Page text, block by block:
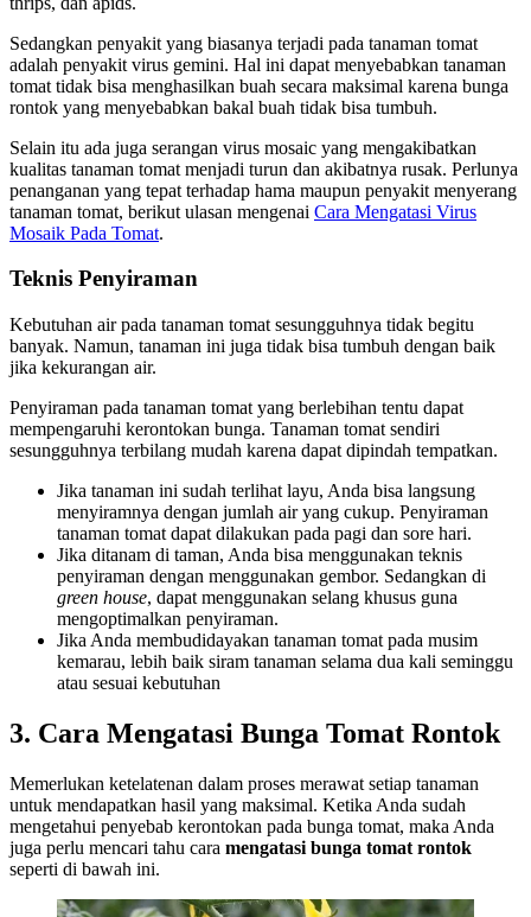
Sedangkan penyakit yang biasanya terjadi pada tanaman tomat
adalah penyakit virus gemini. Hal ini dapat menyebabkan tanaman
tomat tidak bisa menghasilkan buah secara maksimal karena bunga
rontok yang menyebabkan bakal buah tidak bisa tumbuh.
Selain itu ada juga serangan virus mosaic yang mengakibatkan
kualitas tanaman tomat menjadi turun dan akibatnya rusak. Perlunya
penanganan yang tepat terhadap hama maupun penyakit menyerang
tanaman tomat, berikut ulasan mengenai Cara Mengatasi Virus
Mosaik Pada Tomat.
Teknis Penyiraman
Kebutuhan air pada tanaman tomat sesungguhnya tidak begitu
banyak. Namun, tanaman ini juga tidak bisa tumbuh dengan baik
jika kekurangan air.
Penyiraman pada tanaman tomat yang berlebihan tentu dapat
mempengaruhi kerontokan bunga. Tanaman tomat sendiri
sesungguhnya terbilang mudah karena dapat dipindah tempatkan.
Jika tanaman ini sudah terlihat layu, Anda bisa langsung
menyiramnya dengan jumlah air yang cukup. Penyiraman
tanaman tomat dapat dilakukan pada pagi dan sore hari.
Jika ditanam di taman, Anda bisa menggunakan teknis
penyiraman dengan menggunakan gembor. Sedangkan di
green house, dapat menggunakan selang khusus guna
mengoptimalkan penyiraman.
Jika Anda membudidayakan tanaman tomat pada musim
kemarau, lebih baik siram tanaman selama dua kali seminggu
atau sesuai kebutuhan
3. Cara Mengatasi Bunga Tomat Rontok
Memerlukan ketelatenan dalam proses merawat setiap tanaman
untuk mendapatkan hasil yang maksimal. Ketika Anda sudah
mengetahui penyebab kerontokan pada bunga tomat, maka Anda
juga perlu mencari tahu cara mengatasi bunga tomat rontok
seperti di bawah ini.